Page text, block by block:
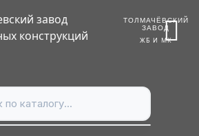
ТОЛМАЧЁВСКИЙ
ЗАВОД
ЖБ И МК